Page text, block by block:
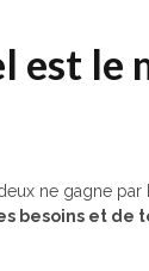
est le
ne gagne par
besoins et de